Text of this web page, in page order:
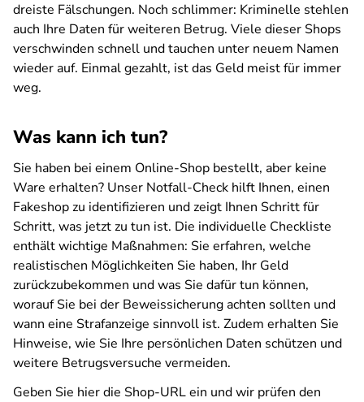
dreiste Fälschungen. Noch schlimmer: Kriminelle stehlen
auch Ihre Daten für weiteren Betrug. Viele dieser Shops
verschwinden schnell und tauchen unter neuem Namen
wieder auf. Einmal gezahlt, ist das Geld meist für immer
weg.
Was kann ich tun?
Sie haben bei einem Online-Shop bestellt, aber keine
Ware erhalten? Unser Notfall-Check hilft Ihnen, einen
Fakeshop zu identifizieren und zeigt Ihnen Schritt für
Schritt, was jetzt zu tun ist. Die individuelle Checkliste
enthält wichtige Maßnahmen: Sie erfahren, welche
realistischen Möglichkeiten Sie haben, Ihr Geld
zurückzubekommen und was Sie dafür tun können,
worauf Sie bei der Beweissicherung achten sollten und
wann eine Strafanzeige sinnvoll ist. Zudem erhalten Sie
Hinweise, wie Sie Ihre persönlichen Daten schützen und
weitere Betrugsversuche vermeiden.
Geben Sie hier die Shop-URL ein und wir prüfen den